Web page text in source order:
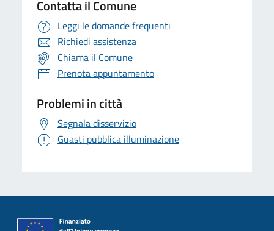
Contatta il Comune
Leggi le domande frequenti
Richiedi assistenza
Chiama il Comune
Prenota appuntamento
Problemi in città
Segnala disservizio
Guasti pubblica illuminazione